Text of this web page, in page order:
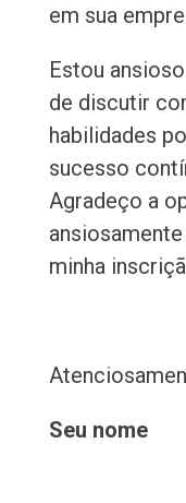
em sua
Estou
de discutir
habilidades
sucesso
Agradeço a
minha
Seu nome